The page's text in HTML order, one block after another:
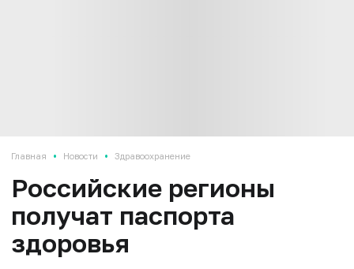
Главная • Новости • Здравоохранение
Российские регионы
получат паспорта
здоровья